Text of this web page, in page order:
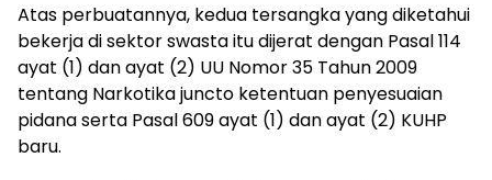
Atas perbuatannya, kedua tersangka yang diketahui
bekerja di sektor swasta itu dijerat dengan Pasal 114
ayat (1) dan ayat (2) UU Nomor 35 Tahun 2009
tentang Narkotika juncto ketentuan penyesuaian
pidana serta Pasal 609 ayat (1) dan ayat (2) KUHP
baru.